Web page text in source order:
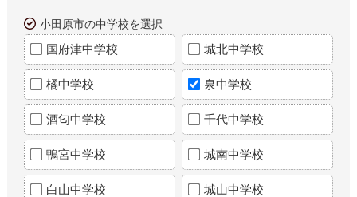
小田原市の中学校を選択
国府津中学校 城北中学校
橘中学校 泉中学校
酒匂中学校 千代中学校
鴨宮中学校 城南中学校
白山中学校 城山中学校